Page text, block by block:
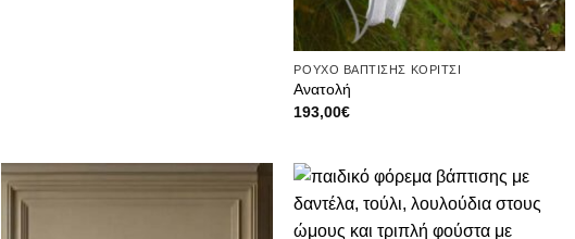
ΡΟΥΧΟ ΒΑΠΤΙΣΗΣ ΚΟΡΙΤΣΙ
Ανατολή
193,00€